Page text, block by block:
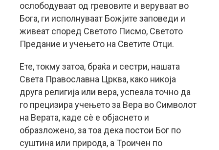
ослободуваат од гревовите и веруваат во
Бога, ги исполнуваат Божјите заповеди и
живеат според Светото Писмо, Светото
Предание и учењето на Светите Отци.
Ете, токму затоа, браќа и сестри, нашата
Света Православна Црква, како никоја
друга религија или вера, успеала точно да
го прецизира учењето за Вера во Символот
на Верата, каде сè е објаснето и
образложено, за тоа дека постои Бог по
суштина или природа, а Троичен по